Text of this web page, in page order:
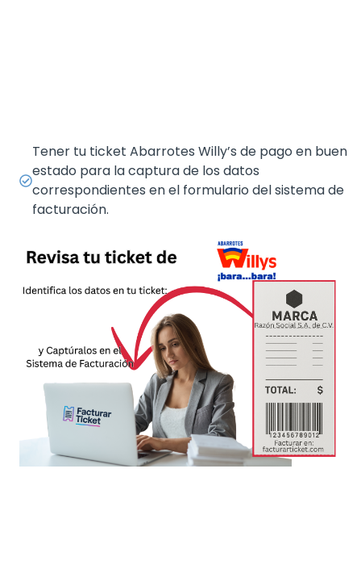
Tener tu ticket Abarrotes Willy’s de pago en buen
estado para la captura de los datos
correspondientes en el formulario del sistema de
facturación.